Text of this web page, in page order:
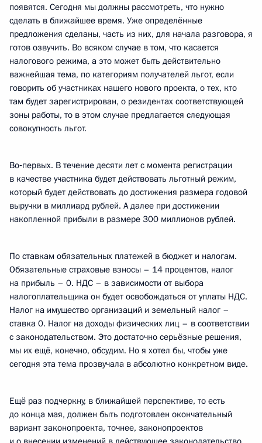
появятся. Сегодня мы должны рассмотреть, что нужно
сделать в ближайшее время. Уже определённые
предложения сделаны, часть из них, для начала разговора, я
готов озвучить. Во всяком случае в том, что касается
налогового режима, а это может быть действительно
важнейшая тема, по категориям получателей льгот, если
говорить об участниках нашего нового проекта, о тех, кто
там будет зарегистрирован, о резидентах соответствующей
зоны работы, то в этом случае предлагается следующая
совокупность льгот.
Во‑первых. В течение десяти лет с момента регистрации
в качестве участника будет действовать льготный режим,
который будет действовать до достижения размера годовой
выручки в миллиард рублей. А далее при достижении
накопленной прибыли в размере 300 миллионов рублей.
По ставкам обязательных платежей в бюджет и налогам.
Обязательные страховые взносы – 14 процентов, налог
на прибыль – 0. НДС – в зависимости от выбора
налогоплательщика он будет освобождаться от уплаты НДС.
Налог на имущество организаций и земельный налог –
ставка 0. Налог на доходы физических лиц – в соответствии
с законодательством. Это достаточно серьёзные решения,
мы их ещё, конечно, обсудим. Но я хотел бы, чтобы уже
сегодня эта тема прозвучала в абсолютно конкретном виде.
Ещё раз подчеркну, в ближайшей перспективе, то есть
до конца мая, должен быть подготовлен окончательный
вариант законопроекта, точнее, законопроектов